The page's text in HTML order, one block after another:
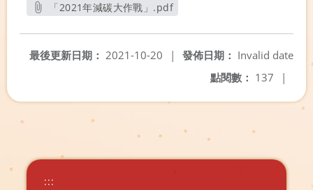
「2021年減碳大作戰」.pdf
發佈日期： Invalid date
最後更新日期： 2021-10-20
|
點閱數： 137 |
:::